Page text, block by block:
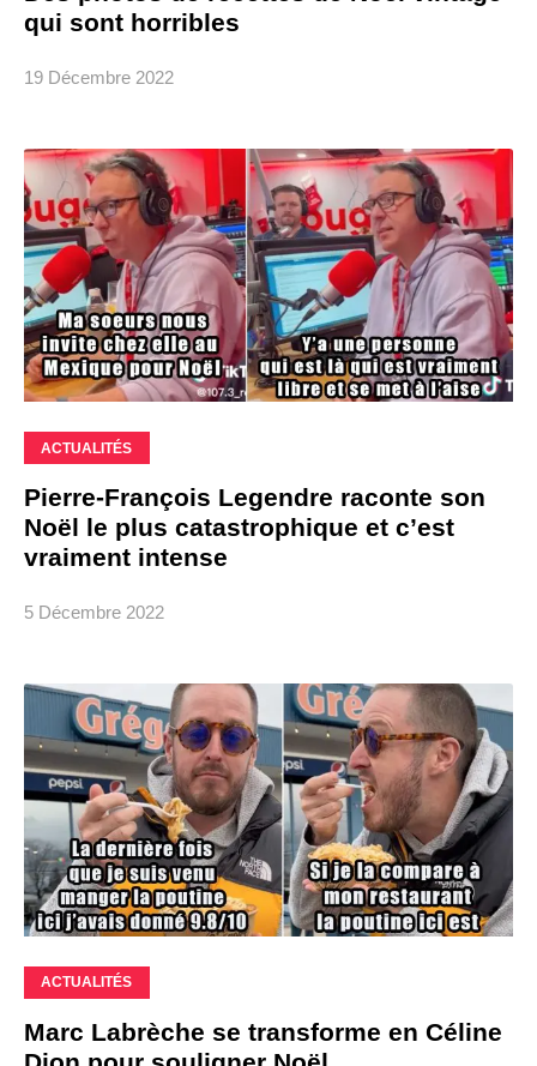
qui sont horribles
19 Décembre 2022
ACTUALITÉS
Pierre-François Legendre raconte son
Noël le plus catastrophique et c’est
vraiment intense
5 Décembre 2022
ACTUALITÉS
Marc Labrèche se transforme en Céline